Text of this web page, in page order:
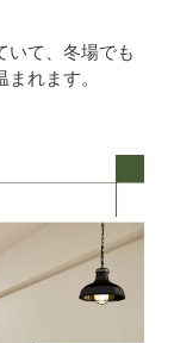
いて、冬場でも
れます。